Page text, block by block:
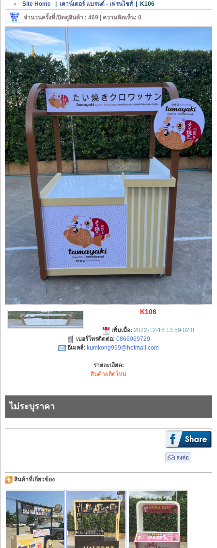
Site Home เคาน์เตอร์ แบรนด์ - เฟรนไชส์|
K106
จำนวนครั้งที่เปิดดูสินค้า : 469 | ความคิดเห็น: 0
K106
เพิ่มเมื่อ: 2022-12-16 13:59:02.0
เบอร์โทรติดต่อ: 0866069729
อีเมลล์: kumkong999@hotmail.com
รายละเอียด:
สินค้าผลิตใหม่
ไม่ระบุราคา
สินค้าที่เกี่ยวข้อง